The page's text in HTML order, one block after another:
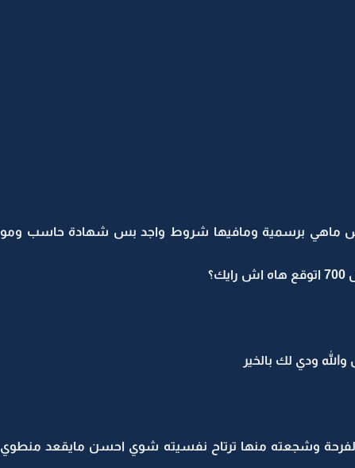
الله عدوك ابد بس لقيت لك وظيفة اذا تبي الراتب 3500 بس ماهي برسمية ومافيها شروط واجد بس شهادة حاسب ومو
ودي لك بالخير
وشجعته منها ترتاح نفسيته شوي احسن مايقعد منطوي